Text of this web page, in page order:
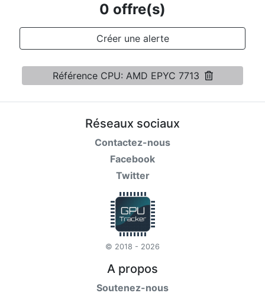
Conditions
0 offre(s)
Créer une alerte
Référence CPU: AMD EPYC 7713
Réseaux sociaux
Contactez-nous
Facebook
Twitter
© 2018 - 2026
A propos
Soutenez-nous